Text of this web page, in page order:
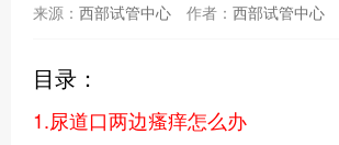
来源： 西部试管中心 作者： 西部试管中心
目录：
1.尿道口两边瘙痒怎么办